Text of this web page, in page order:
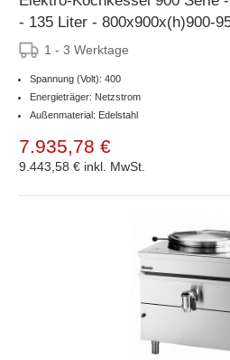
- 135 Liter - 800x900x(h)900-
1 - 3 Werktage
Spannung (Volt): 400
Energieträger: Netzstrom
Außenmaterial: Edelstahl
7.935,78 €
9.443,58 € inkl. MwSt.